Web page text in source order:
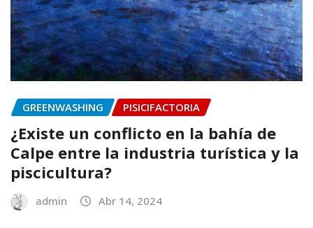
GREENWASHING PISICIFACTORIA
¿Existe un conflicto en la bahía de
Calpe entre la industria turística y la
piscicultura?
admin Abr 14, 2024